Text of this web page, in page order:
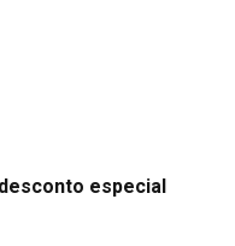
especial